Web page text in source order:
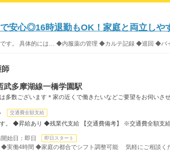
安心◎16時退勤もOK！家庭と両立しや
す。 具体的には… ◆内服薬の管理 ◆カルテ記録 ◆巡回 ◆バ
師
武多摩湖線一橋学園駅
多数ございます＊家の近くで働きたいなどご要望をお伺いさせ
交通費全額支給
。 ◆昇給あり ◆残業代支給 【交通費備考】 ※交通費全額支
始日：即日 即日スタート
実働4時間 ◆家庭の都合でシフト調整可能 気軽にご相談く